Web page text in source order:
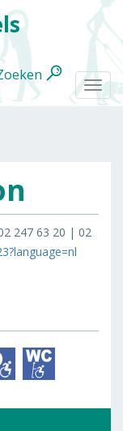
247 63 20 | 02